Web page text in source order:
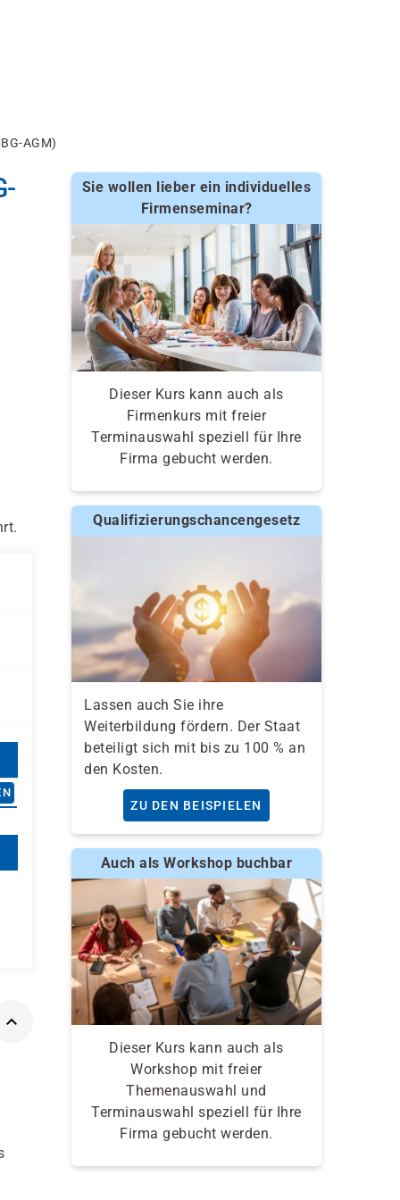
AGM)
Sie wollen lieber ein individuelles
Firmenseminar?
Dieser Kurs kann auch als
Firmenkurs mit freier
Terminauswahl speziell für Ihre
Firma gebucht werden.
Qualifizierungschancengesetz
Lassen auch Sie ihre
Weiterbildung fördern. Der Staat
beteiligt sich mit bis zu 100 % an
den Kosten.
ZU DEN BEISPIELEN
Auch als Workshop buchbar
Dieser Kurs kann auch als
Workshop mit freier
Themenauswahl und
Terminauswahl speziell für Ihre
Firma gebucht werden.